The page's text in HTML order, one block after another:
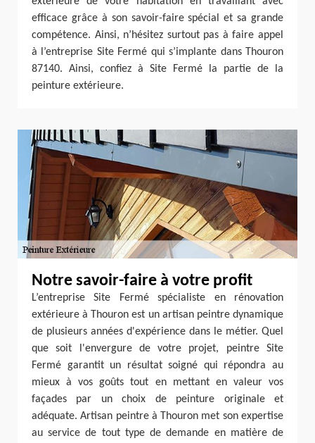
efficace grâce à son savoir-faire spécial et sa grande
compétence. Ainsi, n’hésitez surtout pas à faire appel
à l’entreprise Site Fermé qui s’implante dans Thouron
87140. Ainsi, confiez à Site Fermé la partie de la
peinture extérieure.
Notre savoir-faire à votre profit
L’entreprise Site Fermé spécialiste en rénovation
extérieure à Thouron est un artisan peintre dynamique
de plusieurs années d'expérience dans le métier. Quel
que soit l'envergure de votre projet, peintre Site
Fermé garantit un résultat soigné qui répondra au
mieux à vos goûts tout en mettant en valeur vos
façades par un choix de peinture originale et
adéquate. Artisan peintre à Thouron met son expertise
au service de tout type de demande en matière de